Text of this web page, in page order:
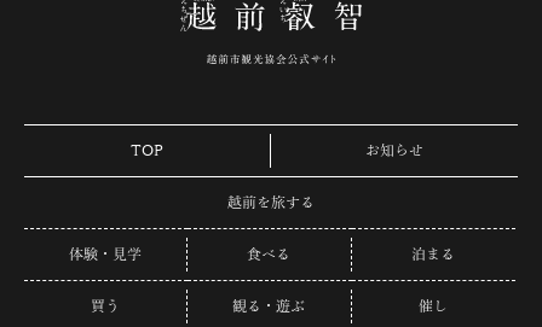
TOP お知らせ
越前を旅する
体験・見学 食べる 泊まる
買う 観る・遊ぶ 催し